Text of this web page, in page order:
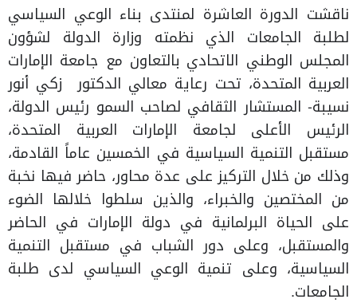
ناقشت الدورة العاشرة لمنتدى بناء الوعي السياسي
لطلبة الجامعات الذي نظمته وزارة الدولة لشؤون
المجلس الوطني الاتحادي بالتعاون مع جامعة الإمارات
العربية المتحدة، تحت رعاية معالي الدكتور زكي أنور
نسيبة- المستشار الثقافي لصاحب السمو رئيس الدولة،
الرئيس الأعلى لجامعة الإمارات العربية المتحدة،
مستقبل التنمية السياسية في الخمسين عاماً القادمة،
وذلك من خلال التركيز على عدة محاور، حاضر فيها نخبة
من المختصين والخبراء، والذين سلطوا خلالها الضوء
على الحياة البرلمانية في دولة الإمارات في الحاضر
والمستقبل، وعلى دور الشباب في مستقبل التنمية
السياسية، وعلى تنمية الوعي السياسي لدى طلبة
الجامعات.